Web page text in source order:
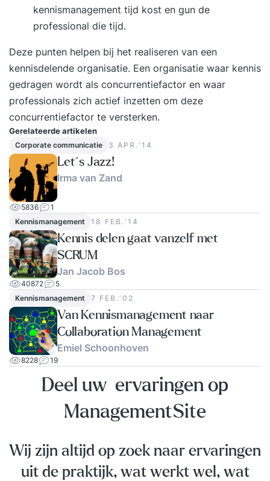
kennismanagement tijd kost en gun de
professional die tijd.
Deze punten helpen bij het realiseren van een
kennisdelende organisatie. Een organisatie waar kennis
gedragen wordt als concurrentiefactor en waar
professionals zich actief inzetten om deze
concurrentiefactor te versterken.
Gerelateerde artikelen
Corporate communicatie 3 APR.‘14
Let´s Jazz!
Irma van Zand
5836
1
Kennismanagement
18 FEB.‘14
Kennis delen gaat vanzelf met
SCRUM
Jan Jacob Bos
40872
5
Kennismanagement
7 FEB.‘02
Van Kennismanagement naar
Collaboration Management
Emiel Schoonhoven
8228 19
Deel uw ervaringen op
ManagementSite
Wij zijn altijd op zoek naar ervaringen
uit de praktijk, wat werkt wel, wat